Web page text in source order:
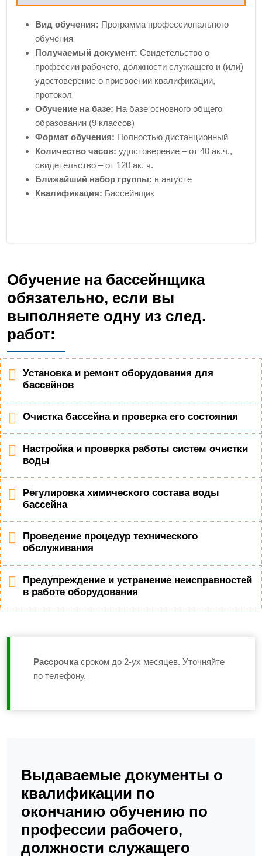
Вид обучения: Программа профессионального
обучения
Получаемый документ: Свидетельство о
профессии рабочего, должности служащего и (или)
удостоверение о присвоении квалификации,
протокол
Обучение на базе: На базе основного общего
образовании (9 классов)
Формат обучения: Полностью дистанционный
Количество часов: удостоверение – от 40 ак.ч.,
свидетельство – от 120 ак. ч.
Ближайший набор группы: в августе
Квалификация: Бассейнщик
Обучение на бассейнщика
обязательно, если вы
выполняете одну из след.
работ:
Установка и ремонт оборудования для
бассейнов
Очистка бассейна и проверка его состояния
Настройка и проверка работы систем очистки
воды
Регулировка химического состава воды
бассейна
Проведение процедур технического
обслуживания
Предупреждение и устранение неисправностей
в работе оборудования
Рассрочка сроком до 2-ух месяцев. Уточняйте
по телефону.
Выдаваемые документы о
квалификации по
окончанию обучению по
профессии рабочего,
должности служащего